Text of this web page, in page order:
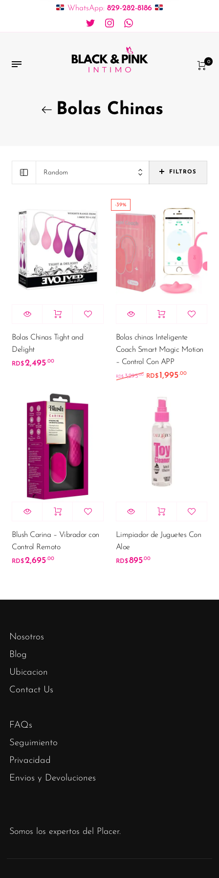
WhatsApp: 829-282-8186
0
Bolas Chinas
Random FILTROS
Bolas Chinas Tight and
Delight
RD$2,495.00
-39%
Bolas chinas Inteligente
Coach Smart Magic Motion
– Control Con APP
RD$ 3,295.00 El precio original
RD$ 1,995.00El precio
Blush Carina – Vibrador con
Control Remoto
RD$2,695.00
Limpiador de Juguetes Con
Aloe
RD$ 895.00
Nosotros
Blog
Ubicacion
Contact Us
FAQs
Seguimiento
Privacidad
Envios y Devoluciones
Somos los expertos del Placer.